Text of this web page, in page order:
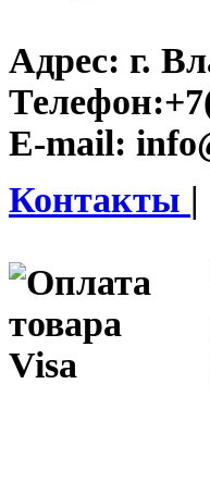
Адрес: г.
Телефон:
E-mail:
Контакты |